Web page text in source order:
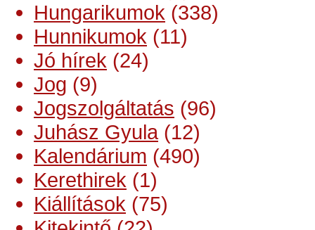
Hungarikumok (338)
Hunnikumok (11)
Jó hírek (24)
Jog (9)
Jogszolgáltatás (96)
Juhász Gyula(12)
Kalendárium (490)
Kerethirek (1)
Kiállítások (75)